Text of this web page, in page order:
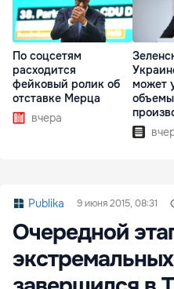
По соцсетям
расходится
фейковый ролик об
отставке Мерца
вчера
может
объемы
Publika 9 июня 2015, 08:31
Очередной